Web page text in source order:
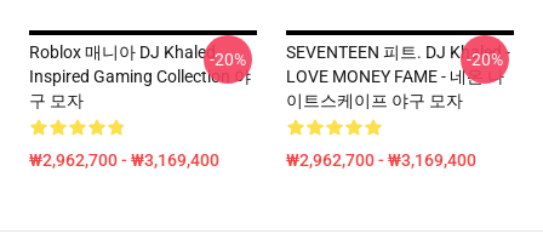
Roblox 매니아 DJ Khaled
Inspired Gaming Collection 야
구 모자
₩2,962,700 - ₩3,169,400
-20%
SEVENTEEN 피트. DJ Khaled -
LOVE MONEY FAME - 네온 나
이트스케이프 야구 모자
₩2,962,700 - ₩3,169,400
-20%